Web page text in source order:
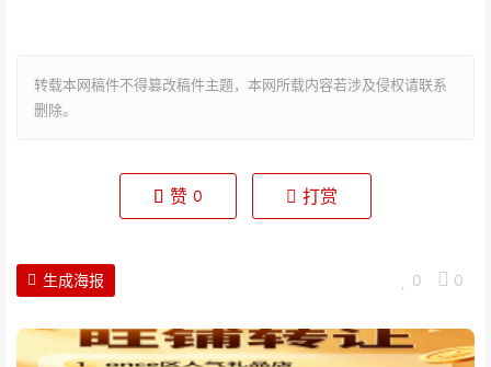
转载本网稿件不得篡改稿件主题，本网所载内容若涉及侵权请联系
删除。
赞 0 打赏
0 0
生成海报